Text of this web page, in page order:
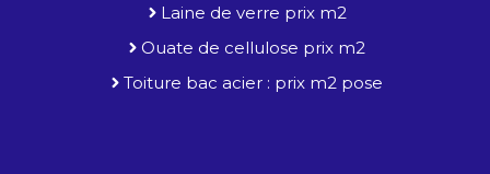
Laine de verre prix m2
Ouate de cellulose prix m2
Toiture bac acier : prix m2 pose